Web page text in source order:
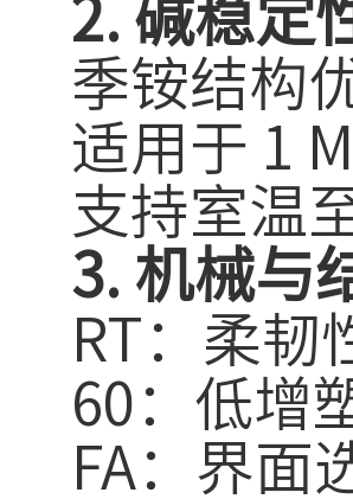
2. 碱稳定
季铵结构
适用于 1
支持室温
3. 机械与
RT：柔韧
60：低增
FA：界面